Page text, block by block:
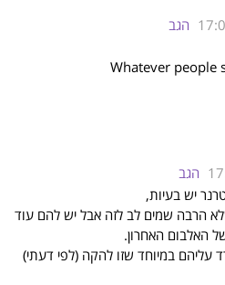
הגב
Whatever people
הגב
יש בעיות,
הרבה שמים לב לזה אבל יש להם עוד
עליהם במיוחד שזו להקה (לפי דעתי)